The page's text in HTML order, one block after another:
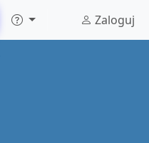
Zaloguj